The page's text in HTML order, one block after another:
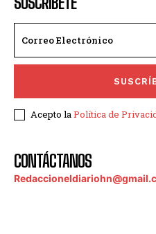
Acepto laPolítica de
CONTÁCTANOS